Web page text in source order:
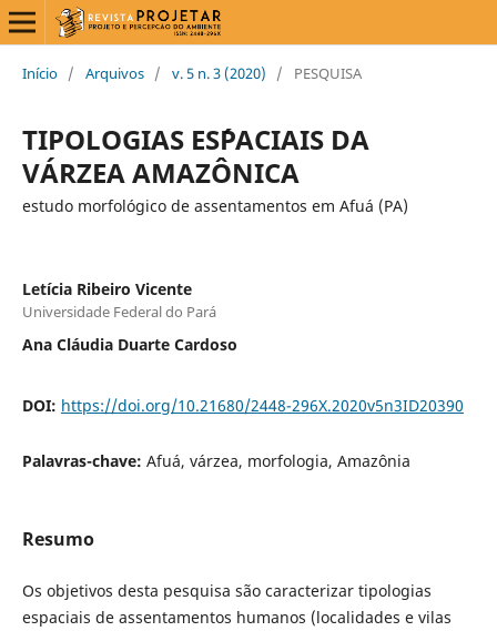
Início / Arquivos / v. 5 n. 3 (2020) / PESQUISA
TIPOLOGIAS ES´PACIAIS DA
VÁRZEA AMAZÔNICA
estudo morfológico de assentamentos em Afuá (PA)
Letícia Ribeiro Vicente
Universidade Federal do Pará
Ana Cláudia Duarte Cardoso
DOI: https://doi.org/10.21680/2448-296X.2020v5n3ID20390
Palavras-chave: Afuá, várzea, morfologia, Amazônia
Resumo
Os objetivos desta pesquisa são caracterizar tipologias
espaciais de assentamentos humanos (localidades e vilas